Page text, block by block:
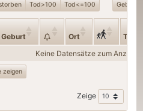
Tod>100 Tod<=100
Geburt Ort
Tod
Keine Datensätze zum
zeigen
Zeige